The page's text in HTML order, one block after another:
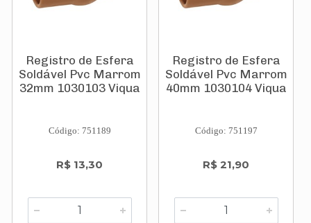
Registro de Esfera
Soldável Pvc Marrom
32mm 1030103 Viqua
Código: 751189
R$ 13,30
Registro de Esfera
Soldável Pvc Marrom
40mm 1030104 Viqua
Código: 751197
R$ 21,90